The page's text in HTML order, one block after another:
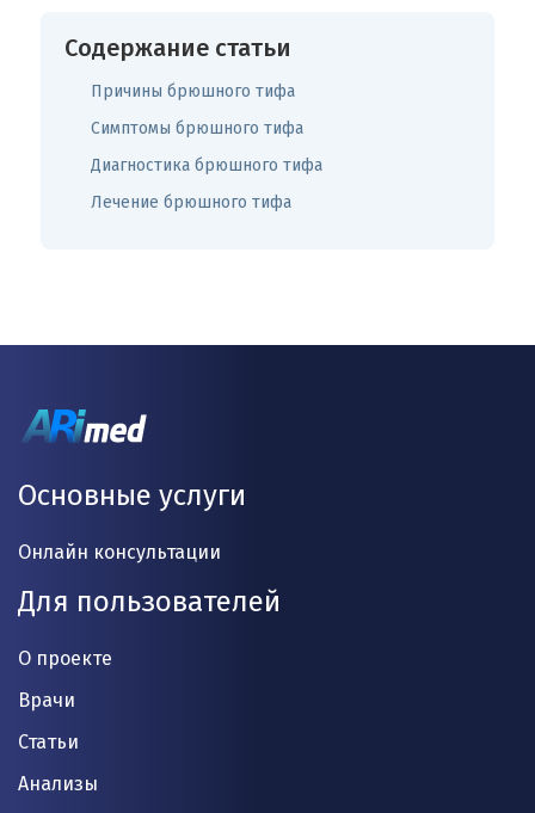
Содержание статьи
Причины брюшного тифа
Симптомы брюшного тифа
Диагностика брюшного тифа
Лечение брюшного тифа
Основные услуги
Онлайн консультации
Для пользователей
О проекте
Врачи
Статьи
Анализы